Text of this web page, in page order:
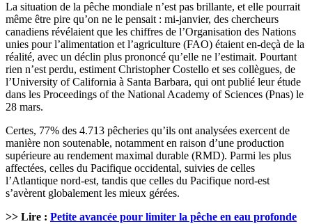
La situation de la pêche mondiale n’est pas brillante, et elle pourrait
même être pire qu’on ne le pensait : mi-janvier, des chercheurs
canadiens révélaient que les chiffres de l’Organisation des Nations
unies pour l’alimentation et l’agriculture (FAO) étaient en-deçà de la
réalité, avec un déclin plus prononcé qu’elle ne l’estimait. Pourtant
rien n’est perdu, estiment Christopher Costello et ses collègues, de
l’University of California à Santa Barbara, qui ont publié leur étude
dans les Proceedings of the National Academy of Sciences (Pnas) le
28 mars.
Certes, 77% des 4.713 pêcheries qu’ils ont analysées exercent de
manière non soutenable, notamment en raison d’une production
supérieure au rendement maximal durable (RMD). Parmi les plus
affectées, celles du Pacifique occidental, suivies de celles
l’Atlantique nord-est, tandis que celles du Pacifique nord-est
s’avèrent globalement les mieux gérées.
>> Lire : Petite avancée pour limiter la pêche en eau profonde